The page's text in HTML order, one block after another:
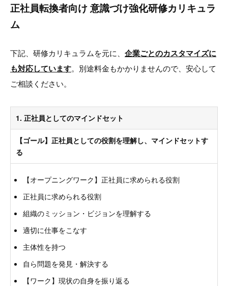
正社員転換者向け 意識づけ強化研修カリキュラ
ム
下記、研修カリキュラムを元に、 企業ごとのカスタマイズに
も対応しています。別途料金もかかりませんので、安心して
ご相談ください。
1. 正社員としてのマインドセット
【ゴール】正社員としての役割を理解し、マインドセットす
る
【オープニングワーク】正社員に求められる役割
正社員に求められる役割
組織のミッション・ビジョンを理解する
適切に仕事をこなす
主体性を持つ
自ら問題を発見・解決する
【ワーク】現状の自身を振り返る